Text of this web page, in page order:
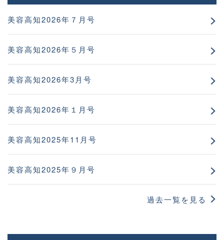
美容高知2026年７月号
美容高知2026年５月号
美容高知2026年3月号
美容高知2026年１月号
美容高知2025年11月号
美容高知2025年９月号
過去一覧を見る